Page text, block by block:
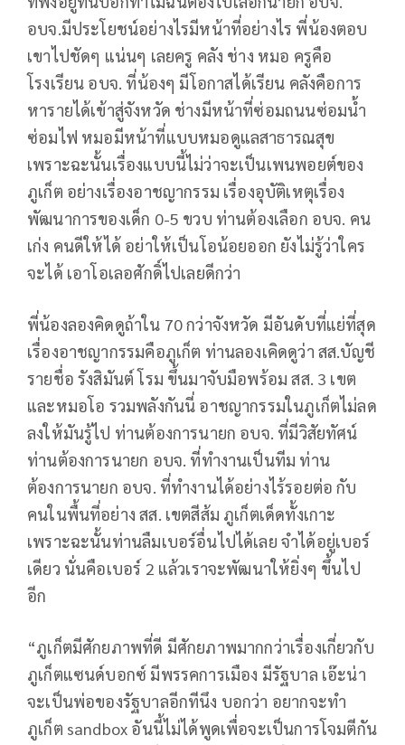
อบจ.มีประโยชน์อย่างไรมีหน้าที่อย่างไร พี่น้องตอบ
เขาไปชัดๆ แน่นๆ เลยครู คลัง ช่าง หมอ ครูคือ
โรงเรียน อบจ. ที่น้องๆ มีโอกาสได้เรียน คลังคือการ
หารายได้เข้าสู่จังหวัด ช่างมีหน้าที่ซ่อมถนนซ่อมน้ำ
ซ่อมไฟ หมอมีหน้าที่แบบหมอดูแลสาธารณสุข
เพราะฉะนั้นเรื่องแบบนี้ไม่ว่าจะเป็นเพนพอยต์ของ
ภูเก็ต อย่างเรื่องอาชญากรรม เรื่องอุบัติเหตุเรื่อง
พัฒนาการของเด็ก 0-5 ขวบ ท่านต้องเลือก อบจ. คน
เก่ง คนดีให้ได้ อย่าให้เป็นโอน้อยออก ยังไม่รู้ว่าใคร
จะได้ เอาโอเลอศักดิ์ไปเลยดีกว่า
พี่น้องลองคิดดูถ้าใน 70 กว่าจังหวัด มีอันดับที่แย่ที่สุด
เรื่องอาชญากรรมคือภูเก็ต ท่านลองเคิดดูว่า สส.บัญชี
รายชื่อ รังสิมันต์ โรม ขึ้นมาจับมือพร้อม สส. 3 เขต
และหมอโอ รวมพลังกันนี่ อาชญากรรมในภูเก็ตไม่ลด
ลงให้มันรู้ไป ท่านต้องการนายก อบจ. ที่มีวิสัยทัศน์
ท่านต้องการนายก อบจ. ที่ทำงานเป็นทีม ท่าน
ต้องการนายก อบจ. ที่ทำงานได้อย่างไร้รอยต่อ กับ
คนในพื้นที่อย่าง สส. เขตสีส้ม ภูเก็ตเด็ดทั้งเกาะ
เพราะฉะนั้นท่านลืมเบอร์อื่นไปได้เลย จำได้อยู่เบอร์
เดียว นั่นคือเบอร์ 2 แล้วเราจะพัฒนาให้ยิ่งๆ ขึ้นไป
อีก
“ภูเก็ตมีศักยภาพที่ดี มีศักยภาพมากกว่าเรื่องเกี่ยวกับ
ภูเก็ตแซนด์บอกซ์ มีพรรคการเมือง มีรัฐบาล เอ๊ะน่า
จะเป็นพ่อของรัฐบาลอีกทีนึง บอกว่า อยากจะทำ
ภูเก็ต sandbox อันนี้ไม่ได้พูดเพื่อจะเป็นการโจมตีกัน